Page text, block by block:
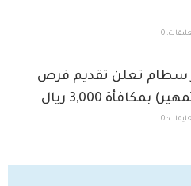
0
سطام تعلن تقديم فرص
بمكافأة 3,000 ريال
0